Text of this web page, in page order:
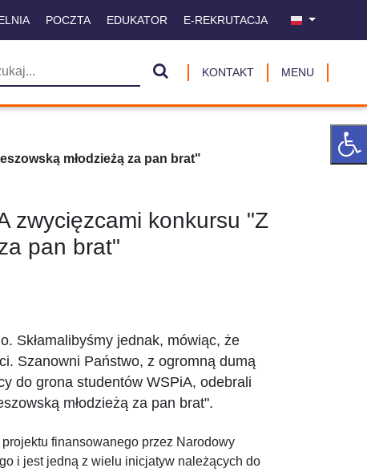
POCZTA EDUKATOR E-REKRUTACJA
KONTAKT MENU
młodzieżą za pan brat"
zwycięzcami konkursu "Z
pan brat"
Skłamalibyśmy jednak, mówiąc, że
Szanowni Państwo, z ogromną dumą
do grona studentów WSPiA, odebrali
młodzieżą za pan brat".
finansowanego przez Narodowy
i jest jedną z wielu inicjatyw należących do